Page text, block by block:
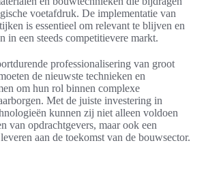
voetafdruk. De implementatie van
is essentieel om relevant te blijven en
in een steeds competitievere markt.
professionalisering van groot
de nieuwste technieken en
om hun rol binnen complexe
Met de juiste investering in
kunnen zij niet alleen voldoen
van opdrachtgevers, maar ook een
aan de toekomst van de bouwsector.